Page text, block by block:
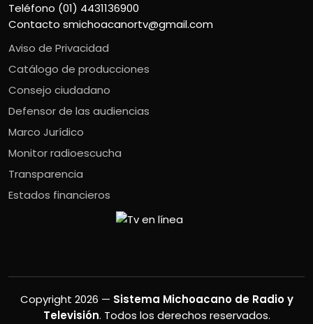
Teléfono (01) 4431136900
Contacto smichoacanortv@gmail.com
Aviso de Privacidad
Catálogo de producciones
Consejo ciudadano
Defensor de las audiencias
Marco Jurídico
Monitor radioescucha
Transparencia
Estados financieros
Copyright 2026 — Sistema Michoacano de Radio y
Televisión. Todos los derechos reservados.